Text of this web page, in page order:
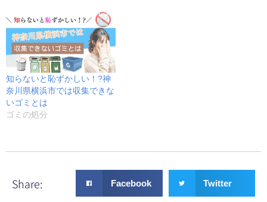
知らないと恥ずかしい！?神
奈川県横浜市では収集できな
いゴミとは
ゴミの処分
Share: Facebook Twitter